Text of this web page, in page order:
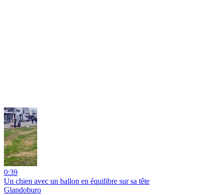
0:39
Un chien avec un ballon en équilibre sur sa tête
Glandoburo